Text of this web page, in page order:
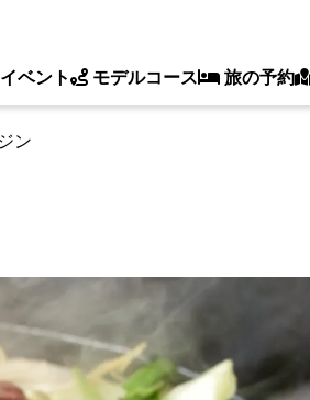
イベント モデルコース 旅の予約
ン